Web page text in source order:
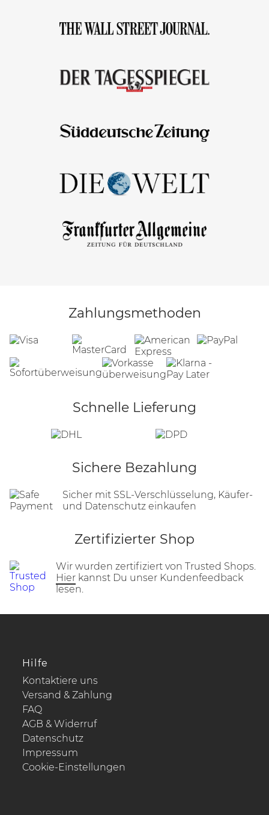
Zahlungsmethoden
Schnelle Lieferung
Sichere Bezahlung
Sicher mit SSL-Verschlüsselung, Käufer-
und Datenschutz einkaufen
Zertifizierter Shop
Wir wurden zertifiziert von Trusted Shops.
Hier kannst Du unser Kundenfeedback
lesen.
Hilfe
Kontaktiere uns
Versand & Zahlung
FAQ
AGB & Widerruf
Datenschutz
Impressum
Cookie-Einstellungen